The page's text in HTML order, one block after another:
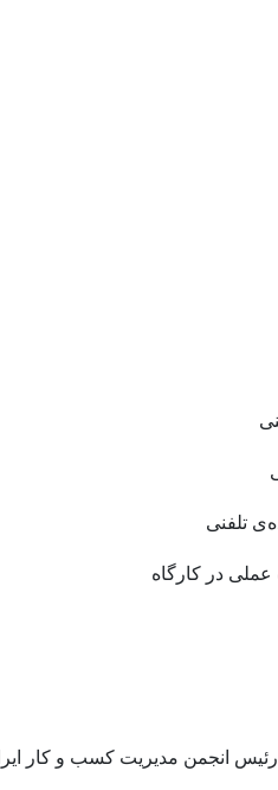
تلفنی
رئیس انجمن مدیریت کسب و کار